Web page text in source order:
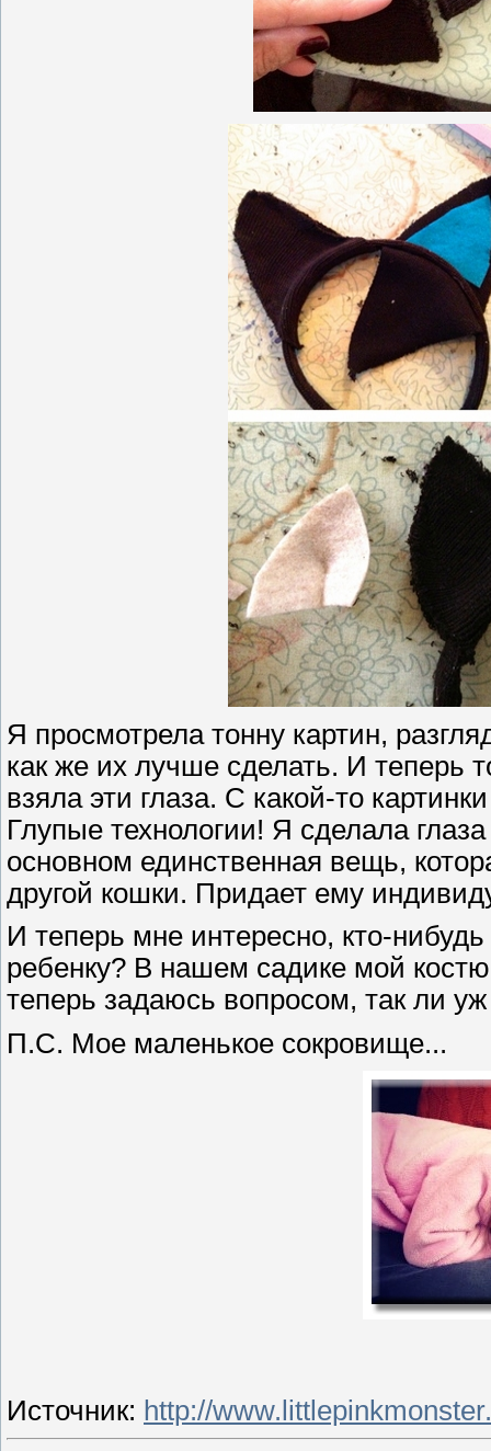
Я просмотрела тонну картин,
как же их лучше сделать. И теперь
взяла эти глаза. С какой-то
Глупые технологии! Я сделала
основном единственная вещь,
другой кошки. Придает ему
И теперь мне интересно, кто-
ребенку? В нашем садике мой
теперь задаюсь вопросом, так ли
П.С. Мое маленькое сокровище...
Источник: http://